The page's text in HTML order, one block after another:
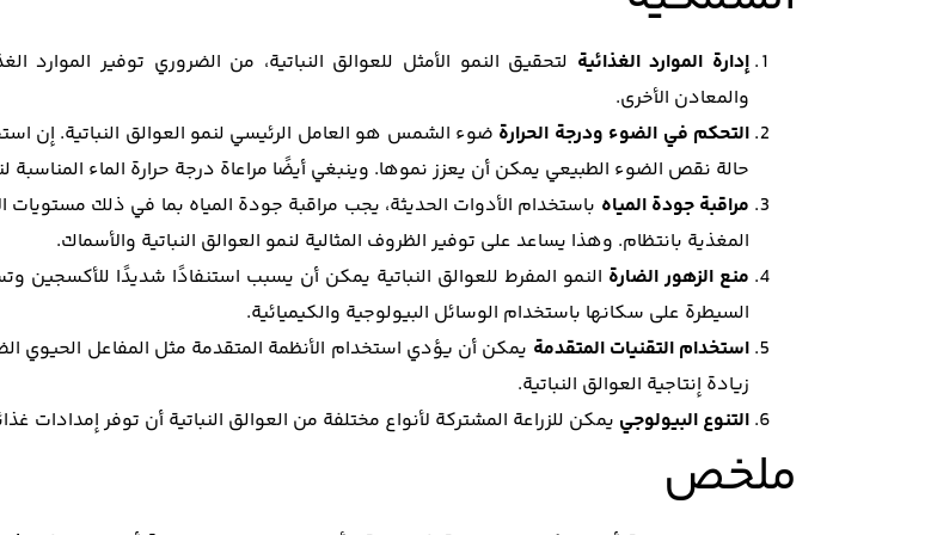
إدارة الموارد الغذائية لتحقيق النمو الأمثل للعوالق النباتية، من الضروري توفير الموارد
والمعادن الأخرى.
التحكم في الضوء ودرجة الحرارة ضوء الشمس هو العامل الرئيسي لنمو العوالق النباتية. إن
حالة نقص الضوء الطبيعي يمكن أن يعزز نموها. وينبغي أيضًا مراعاة درجة حرارة الماء المناسبة
مراقبة جودة المياه باستخدام الأدوات الحديثة، يجب مراقبة جودة المياه بما في ذلك
المغذية بانتظام. وهذا يساعد على توفير الظروف المثالية لنمو العوالق النباتية والأسماك.
منع الزهور الضارة النمو المفرط للعوالق النباتية يمكن أن يسبب استنفادًا شديدًا للأكسجين
السيطرة على سكانها باستخدام الوسائل البيولوجية والكيميائية.
استخدام التقنيات المتقدمة يمكن أن يؤدي استخدام الأنظمة المتقدمة مثل المفاعل الحيوي
زيادة إنتاجية العوالق النباتية.
التنوع البيولوجي يمكن للزراعة المشتركة لأنواع مختلفة من العوالق النباتية أن توفر إمدادات
ملخص